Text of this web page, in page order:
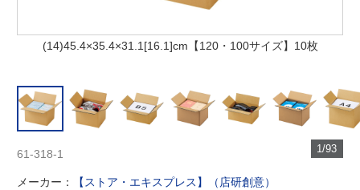
(14)45.4×35.4×31.1[16.1]cm【120・100サイズ】10枚
1/93
61-318-1
メーカー： 【ストア・エキスプレス】（店研創意）